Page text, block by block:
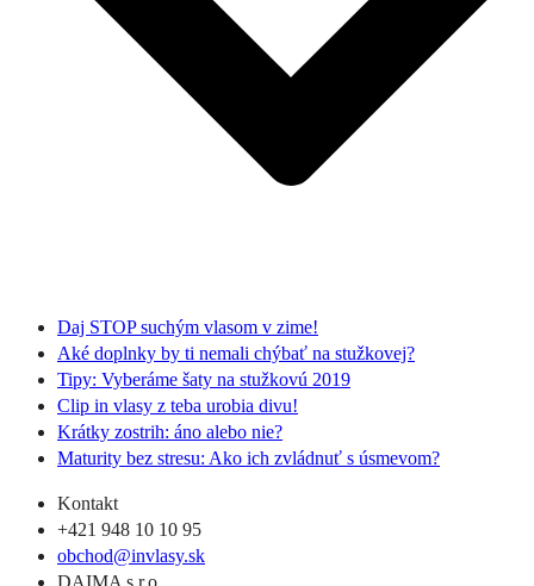
Daj STOP suchým vlasom v zime!
Aké doplnky by ti nemali chýbať na stužkovej?
Tipy: Vyberáme šaty na stužkovú 2019
Clip in vlasy z teba urobia divu!
Krátky zostrih: áno alebo nie?
Maturity bez stresu: Ako ich zvládnuť s úsmevom?
Kontakt
+421 948 10 10 95
obchod@invlasy.sk
DAIMA s.r.o.